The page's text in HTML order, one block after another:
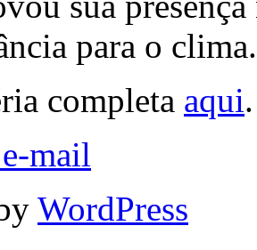
para o clima.
completa aqui.
mail
WordPress